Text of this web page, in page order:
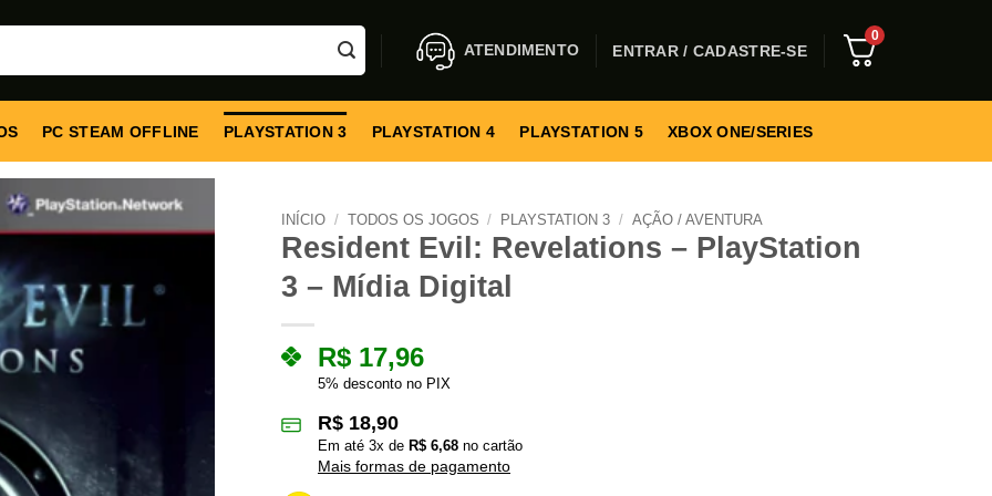
ATENDIMENTO ENTRAR / CADASTRE-SE
0
PC STEAM OFFLINE PLAYSTATION 3 PLAYSTATION 4 PLAYSTATION 5 XBOX ONE/SERIES
INÍCIO / TODOS OS JOGOS / PLAYSTATION 3 / AÇÃO / AVENTURA
Resident Evil: Revelations – PlayStation
3 – Mídia Digital
R$ 17,96
5% desconto no PIX
R$ 18,90
Em até 3x de R$ 6,68 no cartão
Mais formas de pagamento